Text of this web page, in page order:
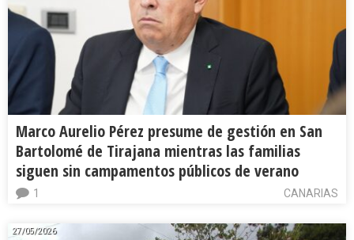
Marco Aurelio Pérez presume de gestión en San
Bartolomé de Tirajana mientras las familias
siguen sin campamentos públicos de verano
CANARIAS
1
27/05/2026